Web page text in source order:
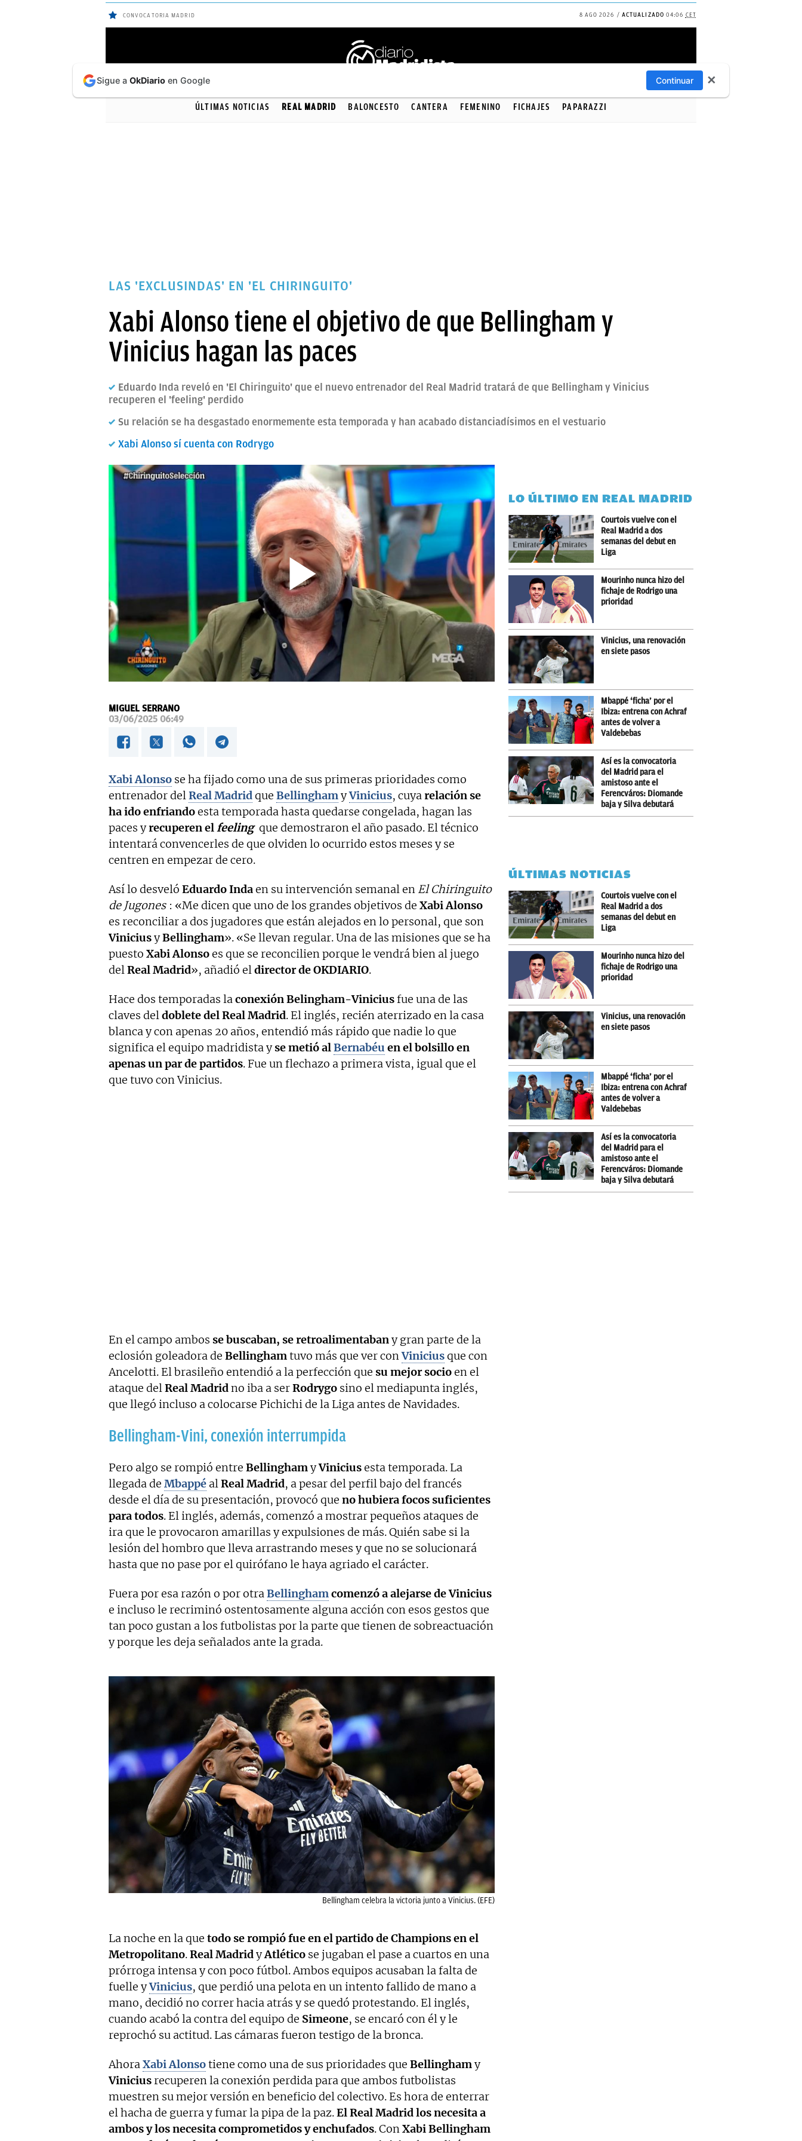
CONVOCATORIA MADRID 8 AGO 2026 ACTUALIZADO 04:06 CET
ÚLTIMAS
NOTICIAS
ÚLTIMAS NOTICIAS REAL MADRID BALONCESTO CANTERA FEMENINO FICHAJES PAPARAZZI
LAS 'EXCLUSINDAS' EN 'EL CHIRINGUITO'
Xabi Alonso tiene el objetivo de que Bellingham y
Vinicius hagan las paces
Eduardo Inda reveló en 'El Chiringuito' que el nuevo entrenador del Real Madrid tratará de que Bellingham y Vinicius
recuperen el 'feeling' perdido
Su relación se ha desgastado enormemente esta temporada y han acabado distanciadísimos en el vestuario
Xabi Alonso sí cuenta con Rodrygo
MIGUEL SERRANO
03/06/2025 06:49
Xabi Alonso se ha fijado como una de sus primeras prioridades como
entrenador delReal Madridque BellinghamyVinicius, cuyarelación se
ha ido enfriandoesta temporada hasta quedarse congelada, hagan las
paces yrecuperen elfeeling que demostraron el año pasado. El técnico
intentará convencerles de que olviden lo ocurrido estos meses y se
centren en empezar de cero.
Así lo desveló Eduardo Indaen su intervención semanal en El Chiringuito
de Jugones : «Me dicen que uno de los grandes objetivos de Xabi Alonso
es reconciliar a dos jugadores que están alejados en lo personal, que son
ViniciusyBellingham». «Se llevan regular. Una de las misiones que se ha
puesto Xabi Alonsoes que se reconcilien porque le vendrá bien al juego
delReal Madrid», añadió eldirector de OKDIARIO.
Hace dos temporadas laconexión Belingham-Viniciusfue una de las
claves deldoblete del Real Madrid. El inglés, recién aterrizado en la casa
blanca y con apenas 20 años, entendió más rápido que nadie lo que
significa el equipo madridista yse metió alBernabéu en el bolsillo en
apenas un par de partidos. Fue un flechazo a primera vista, igual que el
que tuvo con Vinicius.
En el campo ambos se buscaban, se retroalimentabany gran parte de la
eclosión goleadora de Bellinghamtuvo más que ver conViniciusque con
Ancelotti. El brasileño entendió a la perfección que su mejor socioen el
ataque delReal Madridno iba a serRodrygo sino el mediapunta inglés,
que llegó incluso a colocarse Pichichi de la Liga antes de Navidades.
Bellingham-Vini, conexión interrumpida
Pero algo se rompió entre BellinghamyViniciusesta temporada. La
llegada de Mbappé alReal Madrid, a pesar del perfil bajo del francés
desde el día de su presentación, provocó que no hubiera focos suficientes
para todos. El inglés, además, comenzó a mostrar pequeños ataques de
ira que le provocaron amarillas y expulsiones de más. Quién sabe si la
lesión del hombro que lleva arrastrando meses y que no se solucionará
hasta que no pase por el quirófano le haya agriado el carácter.
Fuera por esa razón o por otraBellinghamcomenzó a alejarse de Vinicius
e incluso le recriminó ostentosamente alguna acción con esos gestos que
tan poco gustan a los futbolistas por la parte que tienen de sobreactuación
y porque les deja señalados ante la grada.
Bellingham celebra la victoria junto a Vinicius. (EFE)
La noche en la que todo se rompió fue en el partido de Champions en el
Metropolitano.Real MadridyAtlético se jugaban el pase a cuartos en una
prórroga intensa y con poco fútbol. Ambos equipos acusaban la falta de
fuelle yVinicius, que perdió una pelota en un intento fallido de mano a
mano, decidió no correr hacia atrás y se quedó protestando. El inglés,
cuando acabó la contra del equipo de Simeone, se encaró con él y le
reprochó su actitud. Las cámaras fueron testigo de la bronca.
AhoraXabi Alonsotiene como una de sus prioridades que Bellinghamy
Viniciusrecuperen la conexión perdida para que ambos futbolistas
muestren su mejor versión en beneficio del colectivo. Es hora de enterrar
el hacha de guerra y fumar la pipa de la paz.El Real Madrid los necesita a
ambos y los necesita comprometidos y enchufados. ConXabi Bellingham
LO ÚLTIMO EN REAL MADRID
Courtois vuelve con el
Real Madrid a dos
semanas del debut en
Liga
Mourinho nunca hizo del
fichaje de Rodrigo una
prioridad
Vinicius, una renovación
en siete pasos
Mbappé ‘ficha’ por el
Ibiza: entrena con Achraf
antes de volver a
Valdebebas
Así es la convocatoria
del Madrid para el
amistoso ante el
Ferencváros: Diomande
baja y Silva debutará
ÚLTIMAS NOTICIAS
Courtois vuelve con el
Real Madrid a dos
semanas del debut en
Liga
Mourinho nunca hizo del
fichaje de Rodrigo una
prioridad
Vinicius, una renovación
en siete pasos
Mbappé ‘ficha’ por el
Ibiza: entrena con Achraf
antes de volver a
Valdebebas
Así es la convocatoria
del Madrid para el
amistoso ante el
Ferencváros: Diomande
baja y Silva debutará
Sigue a OkDiario en Google Continuar ✕